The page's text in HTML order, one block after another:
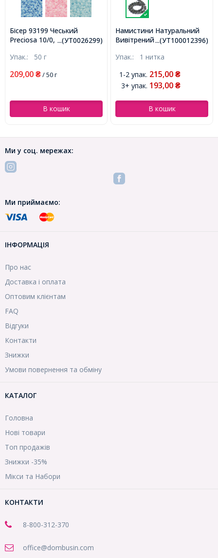
...(УТ0026299)
Бісер 93199 Чеський
Preciosa 10/0, Непрозорий
Коричневий, Круглий,
Упак.: 50 г
209,00 ₴/ 50 г
В кошик
...(УТ100012396)
Намистини Натуральний
Вивітрений Агат Круглі,
близько 38шт/39см/нитка,
Упак.: 1 нитка
1-2 упак. 215,00 ₴
3+ упак. 193,00 ₴
В кошик
Ми у соц. мережах:
Ми приймаємо:
ІНФОРМАЦІЯ
Про нас
Доставка і оплата
Оптовим клієнтам
FAQ
Відгуки
Контакти
Знижки
Умови повернення та обміну
КАТАЛОГ
Головна
Нові товари
Топ продажів
Знижки -35%
Мікси та Набори
КОНТАКТИ
8-800-312-370
office@dombusin.com